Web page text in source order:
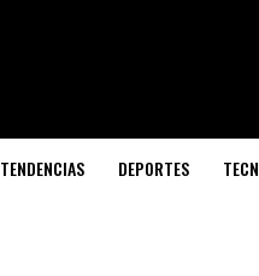
TENDENCIAS DEPORTES